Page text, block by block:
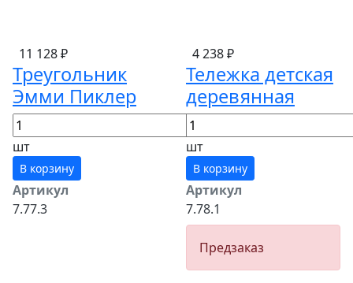
11 128 ₽
Треугольник
Эмми Пиклер
шт
В корзину
Артикул
7.77.3
4 238 ₽
Тележка детская
деревянная
шт
В корзину
Артикул
7.78.1
Предзаказ